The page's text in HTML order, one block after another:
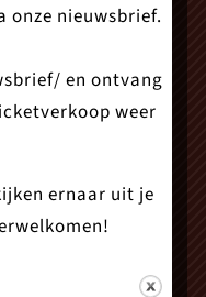
onze nieuwsbrief.
en ontvang
weer
ernaar uit je